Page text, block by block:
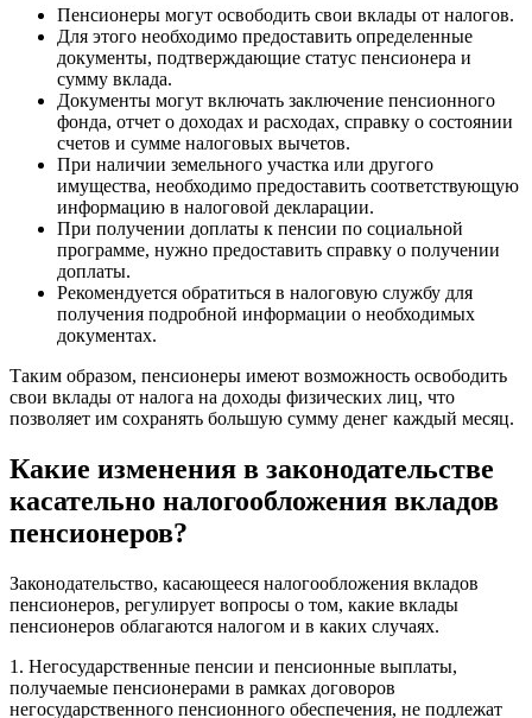
Пенсионеры могут освободить свои вклады от налогов.
Для этого необходимо предоставить определенные
документы, подтверждающие статус пенсионера и
сумму вклада.
Документы могут включать заключение пенсионного
фонда, отчет о доходах и расходах, справку о состоянии
счетов и сумме налоговых вычетов.
При наличии земельного участка или другого
имущества, необходимо предоставить соответствующую
информацию в налоговой декларации.
При получении доплаты к пенсии по социальной
программе, нужно предоставить справку о получении
доплаты.
Рекомендуется обратиться в налоговую службу для
получения подробной информации о необходимых
документах.
Таким образом, пенсионеры имеют возможность освободить
свои вклады от налога на доходы физических лиц, что
позволяет им сохранять большую сумму денег каждый месяц.
Какие изменения в законодательстве
касательно налогообложения вкладов
пенсионеров?
Законодательство, касающееся налогообложения вкладов
пенсионеров, регулирует вопросы о том, какие вклады
пенсионеров облагаются налогом и в каких случаях.
1. Негосударственные пенсии и пенсионные выплаты,
получаемые пенсионерами в рамках договоров
негосударственного пенсионного обеспечения, не подлежат